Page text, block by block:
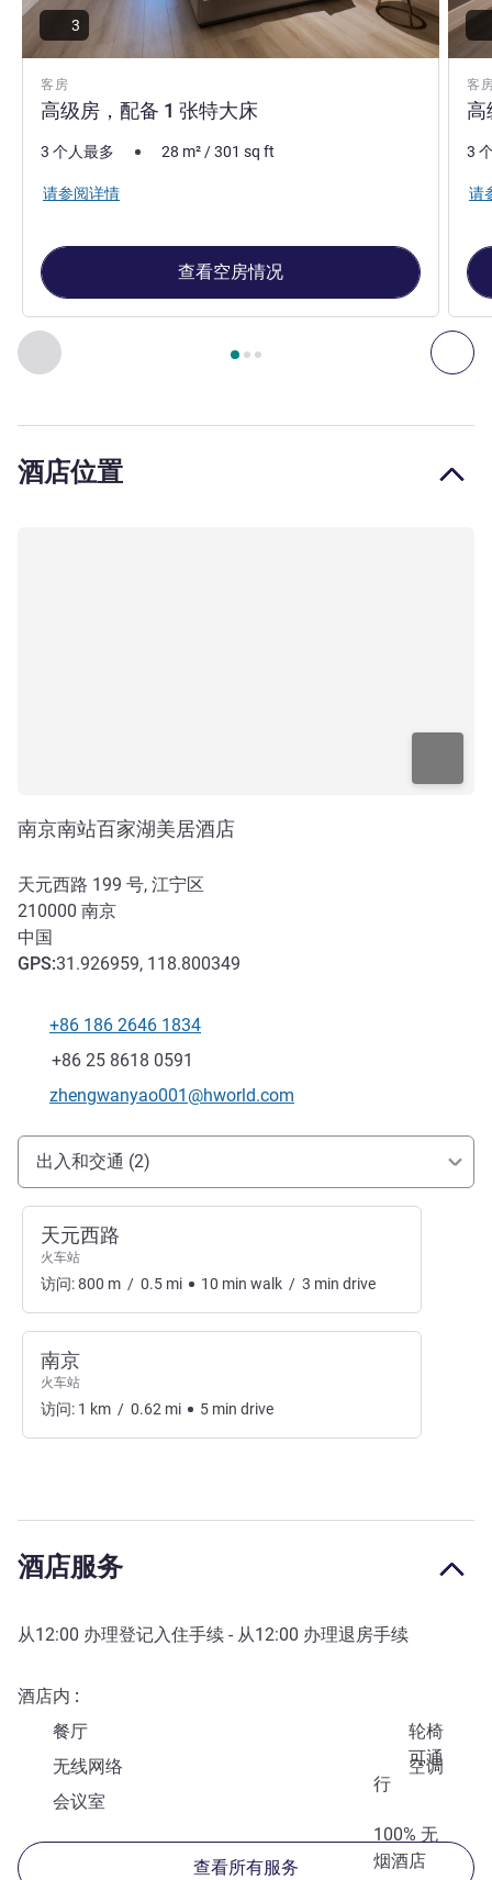
上一个 - 客房 下
第 页，共 , 客房 1 : 高级房，配备 1 张特大床 , 客房 2 :
客房
高级房，配备 1 张特大床
3
3 个人最多 28 m²/301 sq ft
请参阅详情
查看空房情况
客
高
3
请
酒店位置
南京南站百家湖美居酒店
天元西路 199 号, 江宁区
210000 南京
中国
GPS:31.926959, 118.800349
电话
+86 186 2646 1834
传真
+86 25 8618 0591
联系电子邮件
zhengwanyao001@hworld.com
抵达和交通
出入和交通 (2)
天元西路
火车站
访问:800 m / 0.5 mi 10 min walk / 3 min drive
南京
火车站
访问: 1 km / 0.62 mi 5 min drive
酒店服务
从12:00 办理登记入住手续 - 从12:00 办理退房手续
酒店内
餐厅
轮椅
可通
行
无线网络
空调
会议室
100% 无
烟酒店
查看所有服务